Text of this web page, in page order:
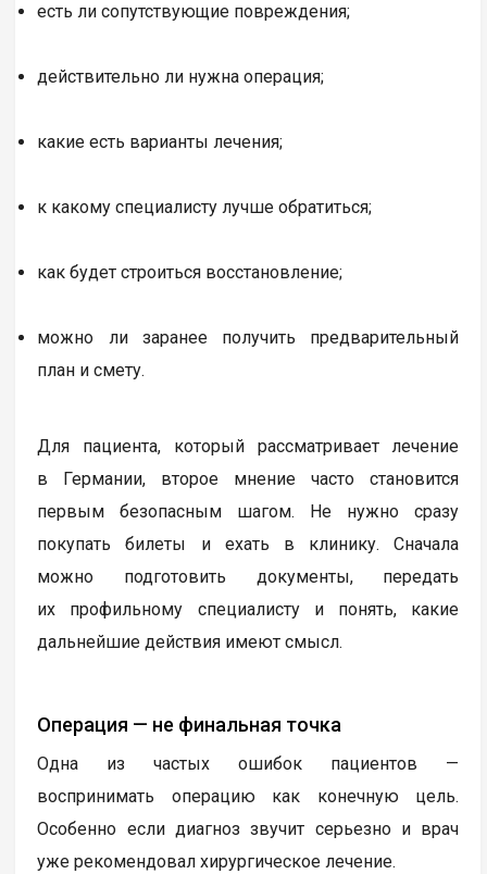
есть ли сопутствующие повреждения;
действительно ли нужна операция;
какие есть варианты лечения;
к какому специалисту лучше обратиться;
как будет строиться восстановление;
можно ли заранее получить предварительный
план и смету.
Для пациента, который рассматривает лечение
в Германии, второе мнение часто становится
первым безопасным шагом. Не нужно сразу
покупать билеты и ехать в клинику. Сначала
можно подготовить документы, передать
их профильному специалисту и понять, какие
дальнейшие действия имеют смысл.
Операция — не финальная точка
Одна из частых ошибок пациентов —
воспринимать операцию как конечную цель.
Особенно если диагноз звучит серьезно и врач
уже рекомендовал хирургическое лечение.